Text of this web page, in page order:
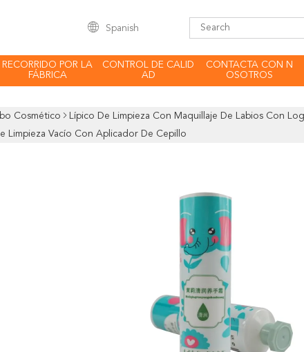
Spanish
RECORRIDO POR LA
FÁBRICA
CONTROL DE CALID
AD
CONTACTA CON N
OSOTROS
Cosmético
Lípico De Limpieza Con Maquillaje De Labios Con
Limpieza Vacío Con Aplicador De Cepillo